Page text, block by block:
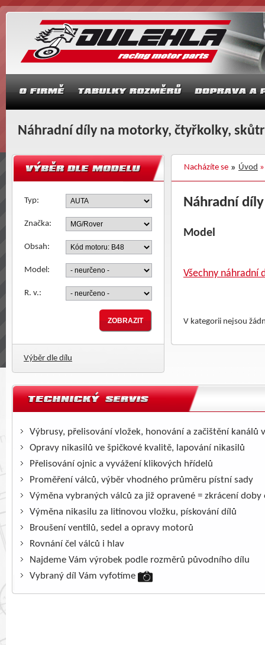
Náhradní díly na motorky, čtyřkolky,
Nacházíte se Úvod
Typ:
Značka:
Obsah:
Model:
R. v.:
Výběr dle dílu
Náhradní
Model
Všechny náhradní
V kategorii nejsou
Výbrusy, přelisování vložek, honování a začištění kanálů
Opravy nikasilů ve špičkové kvalitě, lapování nikasilů
Přelisování ojnic a vyvážení klikových hřídelů
Proměření válců, výběr vhodného průměru pístní sady
Výměna vybraných válců za již opravené = zkrácení doby
Výměna nikasilu za litinovou vložku, pískování dílů
Broušení ventilů, sedel a opravy motorů
Rovnání čel válců i hlav
Najdeme Vám výrobek podle rozměrů původního dílu
Vybraný díl Vám vyfotíme